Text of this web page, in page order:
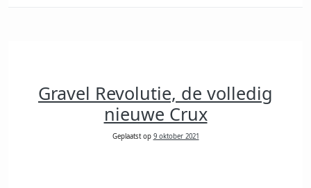
Gravel Revolutie, de volledig
nieuwe Crux
Geplaatst op 9 oktober 2021